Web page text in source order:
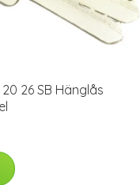
26 SB Hänglås